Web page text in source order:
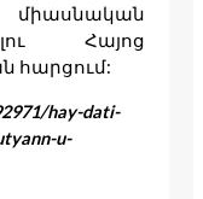
Հայոց
հարցում:
hay-dati-
u-